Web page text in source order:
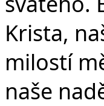
Krista,
milostí
naše